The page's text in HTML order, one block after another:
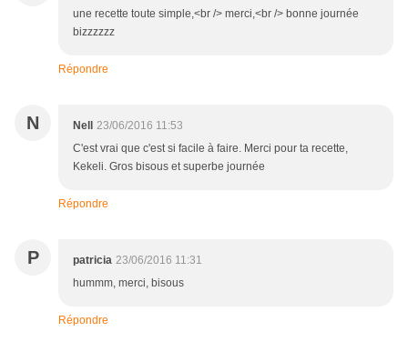
une recette toute simple,<br /> merci,<br /> bonne journée
bizzzzzz
Répondre
N Nell
23/06/2016 11:53
C'est vrai que c'est si facile à faire. Merci pour ta recette,
Kekeli. Gros bisous et superbe journée
Répondre
P patricia 23/06/2016 11:31
hummm, merci, bisous
Répondre